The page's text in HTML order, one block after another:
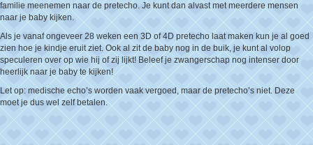
familie meenemen naar de pretecho. Je kunt dan alvast met meerdere mensen
naar je baby kijken.
Als je vanaf ongeveer 28 weken een 3D of 4D pretecho laat maken kun je al goed
zien hoe je kindje eruit ziet. Ook al zit de baby nog in de buik, je kunt al volop
speculeren over op wie hij of zij lijkt! Beleef je zwangerschap nog intenser door
heerlijk naar je baby te kijken!
Let op: medische echo’s worden vaak vergoed, maar de pretecho’s niet. Deze
moet je dus wel zelf betalen.